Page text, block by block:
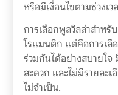
หรือมีเงื่อนไขตามช่วงเ
การเลือกพูลวิลล่าสำหรั
โรแมนติก แต่คือการเลื
ร่วมกันได้อย่างสบายใจ
สะดวก และไม่มีรายละ
ไม่จำเป็น.